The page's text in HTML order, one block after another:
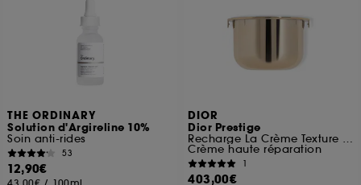
THE ORDINARY
Solution d'Argireline 10%
Soin anti-rides
53
12,90€
DIOR
Dior Prestige
Recharge La Crème Texture Riche
Crème haute réparation
1
403,00€